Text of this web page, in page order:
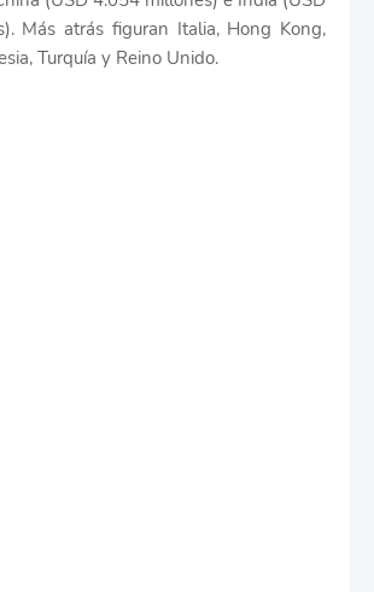
Más atrás figuran Italia, Hong Kong,
Turquía y Reino Unido.